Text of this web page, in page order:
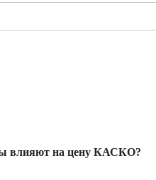
влияют на цену КАСКО?